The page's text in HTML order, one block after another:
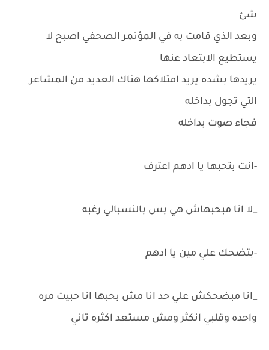
شئ
وبعد الذي قامت به في المؤتمر الصحفي اصبح لا
يستطيع الابتعاد عنها
يريدها بشده يريد امتلاكها هناك العديد من المشاعر
التي تجول بداخله
فجاء صوت بداخله
-انت بتحبها يا ادهم اعترف
_لا انا مبحبهاش هي بس بالنسبالي رغبه
-بتضحك علي مين يا ادهم
_انا مبضحكش علي حد انا مش بحبها انا حبيت مره
واحده وقلبي انكثر ومش مستعد اكثره تاني